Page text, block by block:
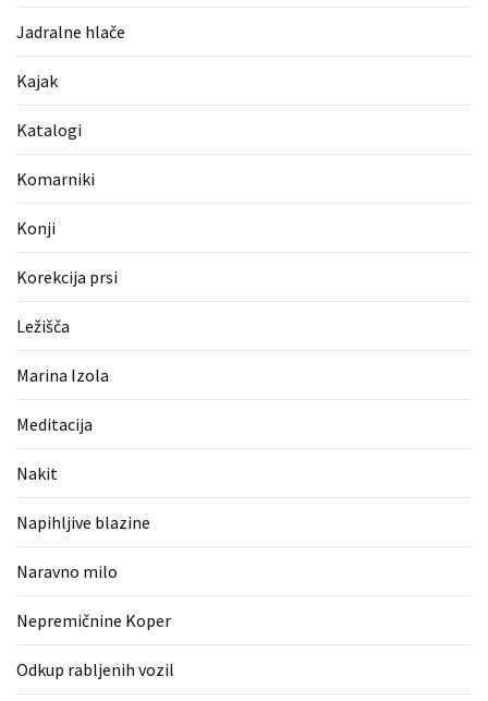
blazine
oprema
(1)
Blefaroplastika
(1)
Zaščitne
(1)
Hipnoterapija
Jadralne hlače
Kajak
Katalogi
Komarniki
Konji
Korekcija prsi
Ležišča
Marina Izola
Meditacija
Nakit
Napihljive blazine
Naravno milo
Nepremičnine Koper
Odkup rabljenih vozil